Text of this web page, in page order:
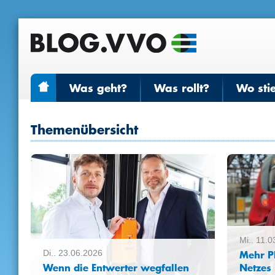
Was geht? Was rollt? Wo
Themenübersicht
Di.. 23.06.2026
Wenn die Entwerter wegfallen
Mi..
Mehr
Netzes